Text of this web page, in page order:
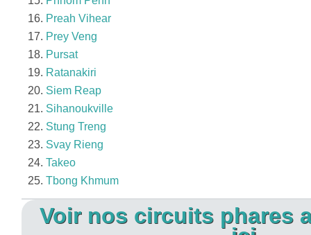
Preah Vihear
Prey Veng
Pursat
Ratanakiri
Siem Reap
Sihanoukville
Stung Treng
Svay Rieng
Takeo
Tbong Khmum
Voir nos circuits phares